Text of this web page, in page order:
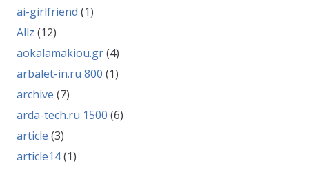
ai-girlfriend (1)
Allz (12)
aokalamakiou.gr(4)
arbalet-in.ru 800 (1)
archive (7)
arda-tech.ru 1500 (6)
article (3)
article14(1)